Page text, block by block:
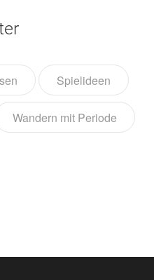
Spielideen
Wandern mit Periode